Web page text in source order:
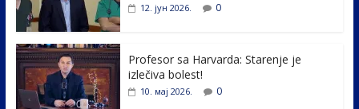
12. јун 2026. 0
Profesor sa Harvarda: Starenje je
izlečiva bolest!
10. мај 2026. 0